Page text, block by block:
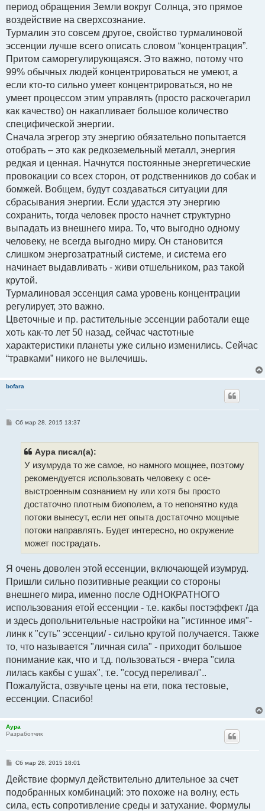
период обращения Земли вокруг Солнца, это прямое
воздействие на сверхсознание.
Турмалин это совсем другое, свойство турмалиновой
эссенции лучше всего описать словом “концентрация”.
Притом саморегулирующаяся. Это важно, потому что
99% обычных людей концентрироваться не умеют, а
если кто-то сильно умеет концентрироваться, но не
умеет процессом этим управлять (просто раскочегарил
как качество) он накапливает большое количество
специфической энергии.
Сначала эгрегор эту энергию обязательно попытается
отобрать – это как редкоземельный металл, энергия
редкая и ценная. Начнутся постоянные энергетические
провокации со всех сторон, от родственников до собак и
бомжей. Вобщем, будут создаваться ситуации для
сбрасывания энергии. Если удастся эту энергию
сохранить, тогда человек просто начнет структурно
выпадать из внешнего мира. То, что выгодно одному
человеку, не всегда выгодно миру. Он становится
слишком энергозатратный системе, и система его
начинает выдавливать - живи отшельником, раз такой
крутой.
Турмалиновая эссенция сама уровень концентрации
регулирует, это важно.
Цветочные и пр. растительные эссенции работали еще
хоть как-то лет 50 назад, сейчас частотные
характеристики планеты уже сильно изменились. Сейчас
“травками” никого не вылечишь.
bofara
ССб мар 28, 2015 13:37
Аура писал(а):
У изумруда то же самое, но намного мощнее, поэтому
рекомендуется использовать человеку с осе-
выстроенным сознанием ну или хотя бы просто
достаточно плотным биополем, а то непонятно куда
потоки вынесут, если нет опыта достаточно мощные
потоки направлять. Будет интересно, но окружение
может пострадать.
Я очень доволен этой ессенции, включающей изумруд.
Пришли сильно позитивные реакции со стороны
внешнего мира, именно после ОДНОКРАТНОГО
использования етой ессенции - т.е. какбы постэффект /да
и здесь допольнительные настройки на "истинное имя"-
линк к "суть" эссенции/ - сильно крутой получается. Также
то, что называется "личная сила" - приходит большое
понимание как, что и т.д. пользоваться - вчера "сила
лилась какбы с ушах", т.е. "сосуд переливал"..
Пожалуйста, озвучьте цены на ети, пока тестовые,
ессенции. Спасибо!
Аура
Разработчик
С
о
б
щ
е
н
Сб мар 28, 2015 18:01
Действие формул действительно длительное за счет
подобранных комбинаций: это похоже на волну, есть
сила, есть сопротивление среды и затухание. Формулы